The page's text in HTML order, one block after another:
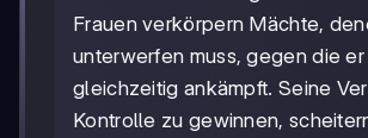
Frauen verkörpern Mächte,
unterwerfen muss, gegen die
gleichzeitig ankämpft. Seine
Kontrolle zu gewinnen,